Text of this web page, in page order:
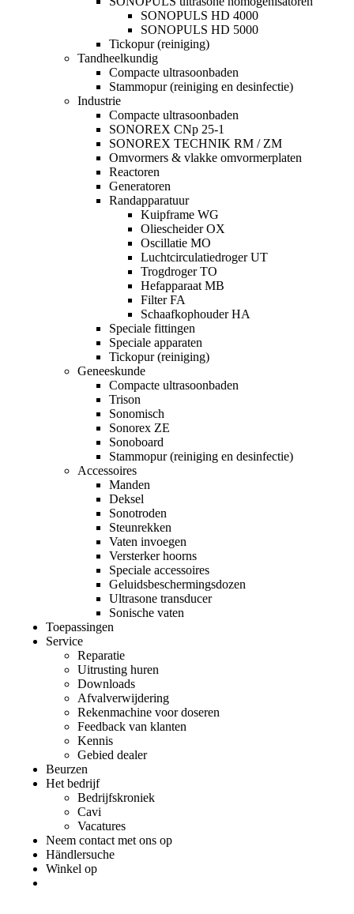
SONOPULS HD 4000
SONOPULS HD 5000
Tickopur (reiniging)
Tandheelkundig
Compacte ultrasoonbaden
Stammopur (reiniging en desinfectie)
Industrie
Compacte ultrasoonbaden
SONOREX CNp 25-1
SONOREX TECHNIK RM / ZM
Omvormers & vlakke omvormerplaten
Reactoren
Generatoren
Randapparatuur
Kuipframe WG
Oliescheider OX
Oscillatie MO
Luchtcirculatiedroger UT
Trogdroger TO
Hefapparaat MB
Filter FA
Schaafkophouder HA
Speciale fittingen
Speciale apparaten
Tickopur (reiniging)
Geneeskunde
Compacte ultrasoonbaden
Trison
Sonomisch
Sonorex ZE
Sonoboard
Stammopur (reiniging en desinfectie)
Accessoires
Manden
Deksel
Sonotroden
Steunrekken
Vaten invoegen
Versterker hoorns
Speciale accessoires
Geluidsbeschermingsdozen
Ultrasone transducer
Sonische vaten
Toepassingen
Service
Reparatie
Uitrusting huren
Downloads
Afvalverwijdering
Rekenmachine voor doseren
Feedback van klanten
Kennis
Gebied dealer
Beurzen
Het bedrijf
Bedrijfskroniek
Cavi
Vacatures
Neem contact met ons op
Händlersuche
Winkel op